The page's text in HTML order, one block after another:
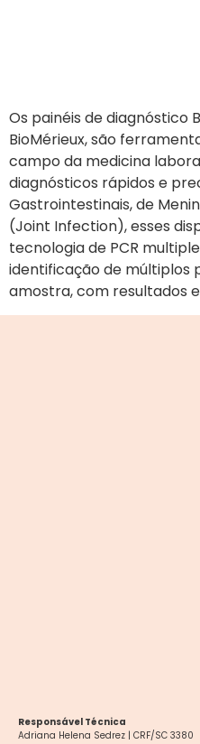
Os painéis de diagnóstico
BioMérieux, são
campo da medicina
diagnósticos rápidos e
Gastrointestinais, de
(Joint Infection), esses
tecnologia de PCR
identificação de múltiplos
amostra, com resultados
Responsável Técnica
Adriana Helena Sedrez | CRF/SC 3380